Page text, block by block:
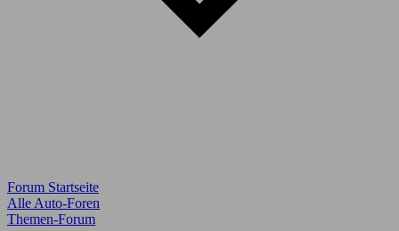
Forum Startseite
Alle Auto-Foren
Themen-Forum